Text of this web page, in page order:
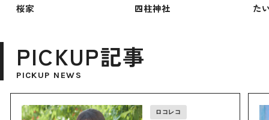
桜家 四柱神社 た
PICKUP記事
PICKUP NEWS
ロコレコ